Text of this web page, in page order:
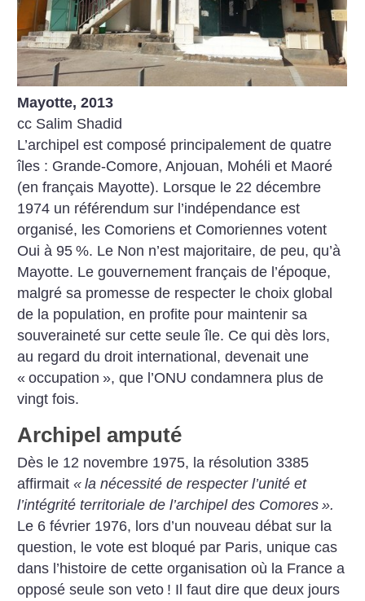
Mayotte, 2013
cc Salim Shadid
L’archipel est composé principalement de quatre
îles : Grande-Comore, Anjouan, Mohéli et Maoré
(en français Mayotte). Lorsque le 22 décembre
1974 un référendum sur l’indépendance est
organisé, les Comoriens et Comoriennes votent
Oui à 95 %. Le Non n’est majoritaire, de peu, qu’à
Mayotte. Le gouvernement français de l’époque,
malgré sa promesse de respecter le choix global
de la population, en profite pour maintenir sa
souveraineté sur cette seule île. Ce qui dès lors,
au regard du droit international, devenait une
« occupation », que l’ONU condamnera plus de
vingt fois.
Archipel amputé
Dès le 12 novembre 1975, la résolution 3385
affirmait« la nécessité de respecter l’unité et
l’intégrité territoriale de l’archipel des Comores ».
Le 6 février 1976, lors d’un nouveau débat sur la
question, le vote est bloqué par Paris, unique cas
dans l’histoire de cette organisation où la France a
opposé seule son veto ! Il faut dire que deux jours